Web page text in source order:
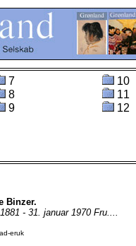
7
8
9
10
11
12
Binzer.
- 31. januar 1970 Fru....
eruk